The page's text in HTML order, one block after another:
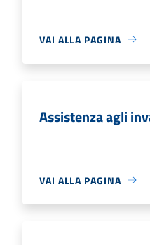
VAI ALLA PAGINA
Assistenza agli
VAI ALLA PAGINA